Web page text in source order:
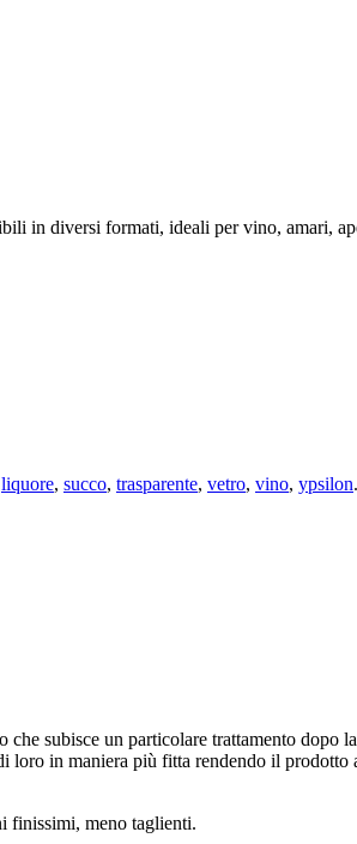
in diversi formati, ideali per vino, amari,
liquore, succo, trasparente, vetro, vino, ypsilon.
subisce un particolare trattamento dopo
loro in maniera più fitta rendendo il prodotto
finissimi, meno taglienti.